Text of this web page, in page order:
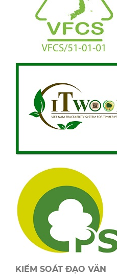
KIỂM SOÁT ĐẠO VĂN